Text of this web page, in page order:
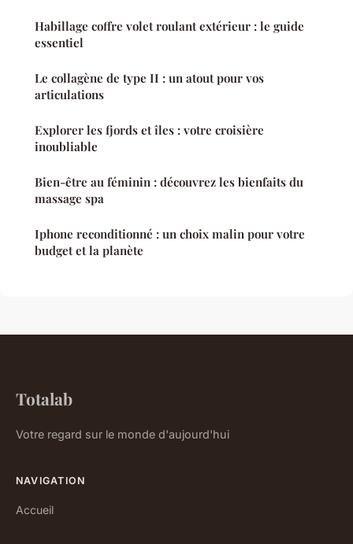
Habillage coffre volet roulant extérieur : le guide
essentiel
Le collagène de type II : un atout pour vos
articulations
Explorer les fjords et îles : votre croisière
inoubliable
Bien-être au féminin : découvrez les bienfaits du
massage spa
Iphone reconditionné : un choix malin pour votre
budget et la planète
Totalab
Votre regard sur le monde d'aujourd'hui
NAVIGATION
Accueil